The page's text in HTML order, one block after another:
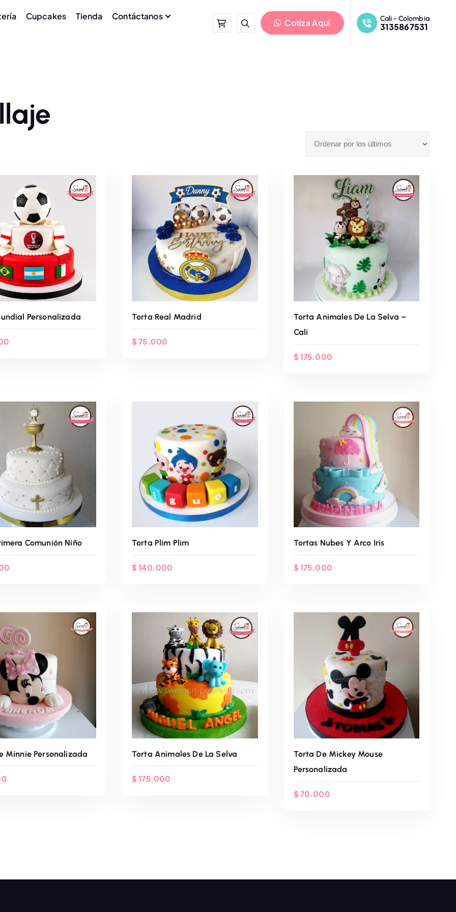
Cupcakes Tienda
Contáctanos
Cotiza Aquí Cali - Colombia
3135867531
Por WhatsApp
Personalizada
Agenda Por WhatsApp
Torta Real Madrid
$ 75.000
Agenda Por WhatsApp
Torta Animales De La Selva –
Cali
$ 175.000
Por WhatsApp
Comunión Niño
Agenda Por WhatsApp
Torta Plim Plim
$ 140.000
Agenda Por WhatsApp
Tortas Nubes Y Arco Iris
$ 175.000
Minnie Personalizada Torta Animales De La Selva
$ 175.000
Torta De Mickey Mouse
Personalizada
$ 70.000